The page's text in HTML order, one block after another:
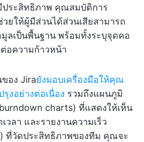
ประสิทธิภาพ คุณสมบัติการ
ยให้ผู้มีส่วนได้ส่วนเสียสามารถ
ลเป็นพื้นฐาน พร้อมทั้งระบุจุดคอ
อความก้าวหน้า
อง Jiraยังมอบเครื่องมือให้คุณ
งอย่างต่อเนื่อง รวมถึงแผนภูมิ
charts) ที่แสดงให้เห็น
วลา และรายงานความเร็ว
ที่วัดประสิทธิภาพของทีม คุณจะ